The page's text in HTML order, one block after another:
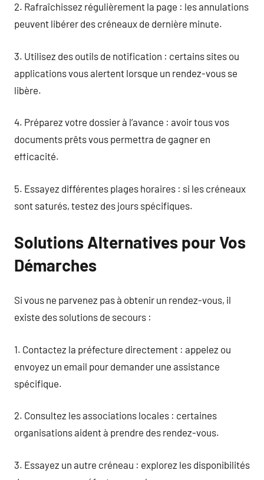
2. Rafraîchissez régulièrement la page : les annulations
peuvent libérer des créneaux de dernière minute.
3. Utilisez des outils de notification : certains sites ou
applications vous alertent lorsque un rendez-vous se
libère.
4. Préparez votre dossier à l’avance : avoir tous vos
documents prêts vous permettra de gagner en
efficacité.
5. Essayez différentes plages horaires : si les créneaux
sont saturés, testez des jours spécifiques.
Solutions Alternatives pour Vos
Démarches
Si vous ne parvenez pas à obtenir un rendez-vous, il
existe des solutions de secours :
1. Contactez la préfecture directement : appelez ou
envoyez un email pour demander une assistance
spécifique.
2. Consultez les associations locales : certaines
organisations aident à prendre des rendez-vous.
3. Essayez un autre créneau : explorez les disponibilités